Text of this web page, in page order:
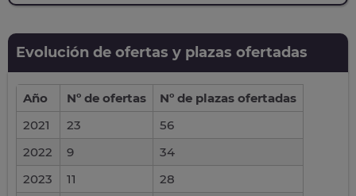
Evolución de ofertas y plazas ofertadas
Año Nº de ofertas
Nº de plazas ofertadas
2021
23
56
2022
9
34
2023
11
28